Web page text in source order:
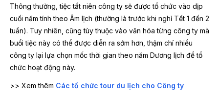
Thông thường, tiệc tất niên công ty sẽ được tổ chức vào dịp
cuối năm tính theo Âm lịch (thường là trước khi nghỉ Tết 1 đến 2
tuần). Tuy nhiên, cũng tùy thuộc vào văn hóa từng công ty mà
buổi tiệc này có thể được diễn ra sớm hơn, thậm chí nhiều
công ty lại lựa chọn mốc thời gian theo năm Dương lịch để tổ
chức hoạt động này.
>> Xem thêm Các tổ chức tour du lịch cho Công ty